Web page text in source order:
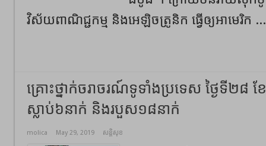
វិស័យពាណិជ្ជកម្ម និងអេឡិចត្រូនិក ធ្វើឲ្យអាមេរិក
គ្រោះថ្នាក់ចរាចរណ៍ទូទាំងប្រទេស ថ្ងៃទី២៨
ស្លាប់៦នាក់ និងរបួស១៨នាក់
molica May 29, 2019 សន្តិសុខ